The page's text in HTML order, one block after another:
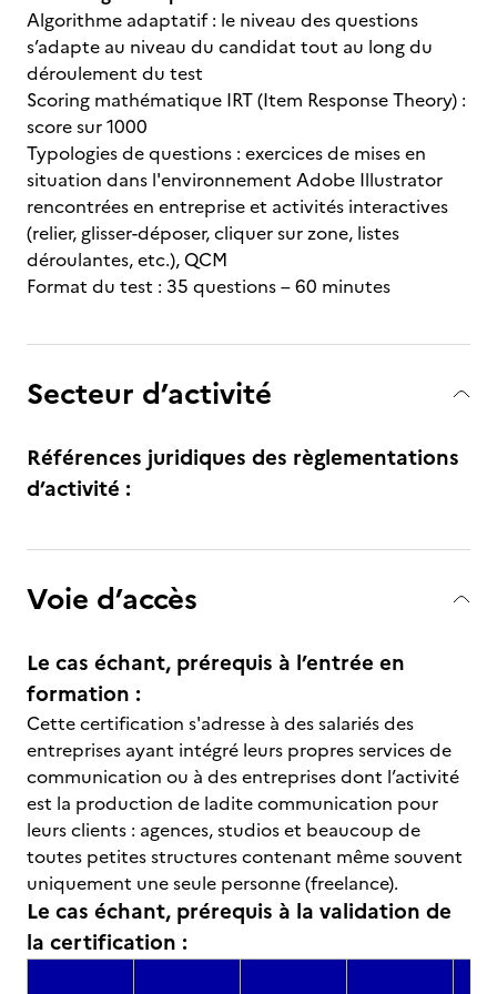
Algorithme adaptatif : le niveau des questions
s’adapte au niveau du candidat tout au long du
déroulement du test
Scoring mathématique IRT (Item Response Theory) :
score sur 1000
Typologies de questions : exercices de mises en
situation dans l'environnement Adobe Illustrator
rencontrées en entreprise et activités interactives
(relier, glisser-déposer, cliquer sur zone, listes
déroulantes, etc.), QCM
Format du test : 35 questions – 60 minutes
Secteur d’activité
Références juridiques des règlementations
d’activité :
Voie d’accès
Le cas échant, prérequis à l’entrée en
formation :
Cette certification s'adresse à des salariés des
entreprises ayant intégré leurs propres services de
communication ou à des entreprises dont l’activité
est la production de ladite communication pour
leurs clients : agences, studios et beaucoup de
toutes petites structures contenant même souvent
uniquement une seule personne (freelance).
Le cas échant, prérequis à la validation de
la certification :